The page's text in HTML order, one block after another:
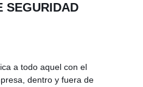
SEGURIDAD
a todo aquel con el
dentro y fuera de